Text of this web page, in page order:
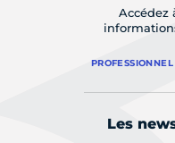
Accédez
PROFESSIONNEL
Les